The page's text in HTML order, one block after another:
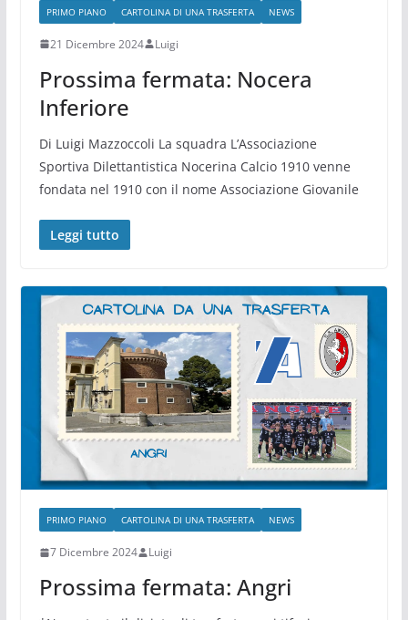
PRIMO PIANO CARTOLINA DI UNA TRASFERTA NEWS
21 Dicembre 2024 Luigi
Prossima fermata: Nocera
Inferiore
Di Luigi Mazzoccoli La squadra L’Associazione
Sportiva Dilettantistica Nocerina Calcio 1910 venne
fondata nel 1910 con il nome Associazione Giovanile
Leggi tutto
PRIMO PIANO CARTOLINA DI UNA TRASFERTA NEWS
7 Dicembre 2024 Luigi
Prossima fermata: Angri